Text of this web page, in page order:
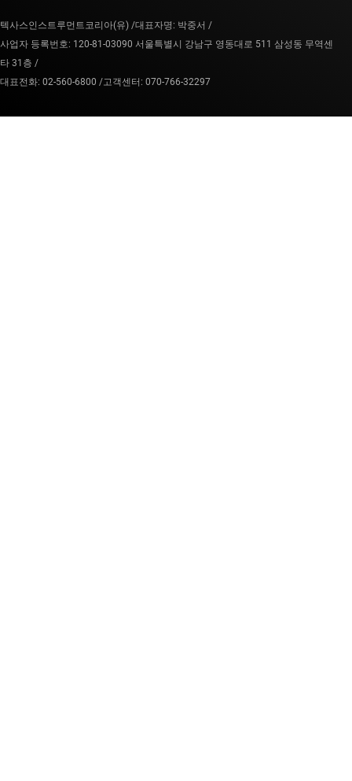
텍사스인스트루먼트코리아(유) /대표자명: 박중서 /
사업자 등록번호: 120-81-03090 서울특별시 강남구 영동대로 511 삼성동 무역센
타 31층 /
대표전화: 02-560-6800 /고객센터: 070-766-32297